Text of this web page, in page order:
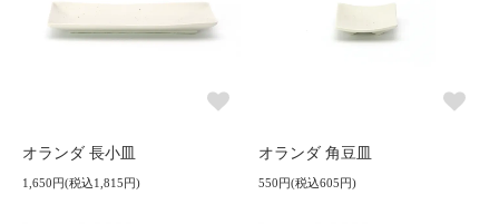
オランダ 長小皿
1,650円(税込1,815円)
オランダ 角豆皿
550円(税込605円)